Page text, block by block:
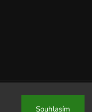
Souhlasím